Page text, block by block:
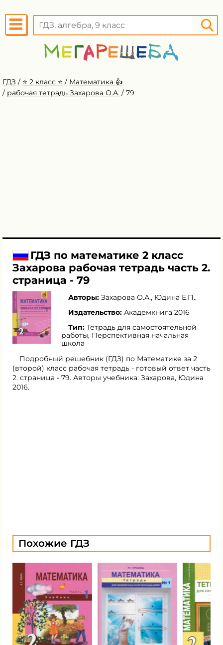
ГДЗ / ⭐️ 2 класс ⭐️ / Математика 👍
/ рабочая тетрадь Захарова О.А. / 79
ГДЗ по математике 2 класс
Захарова рабочая тетрадь часть 2.
страница - 79
Авторы: Захарова О.А., Юдина Е.П..
Издательство: Академкнига 2016
Тип: Тетрадь для самостоятельной
работы, Перспективная начальная
школа
Подробный решебник (ГДЗ) по Математике за 2
(второй) класс рабочая тетрадь - готовый ответ часть
2. страница - 79. Авторы учебника: Захарова, Юдина
2016.
Похожие ГДЗ